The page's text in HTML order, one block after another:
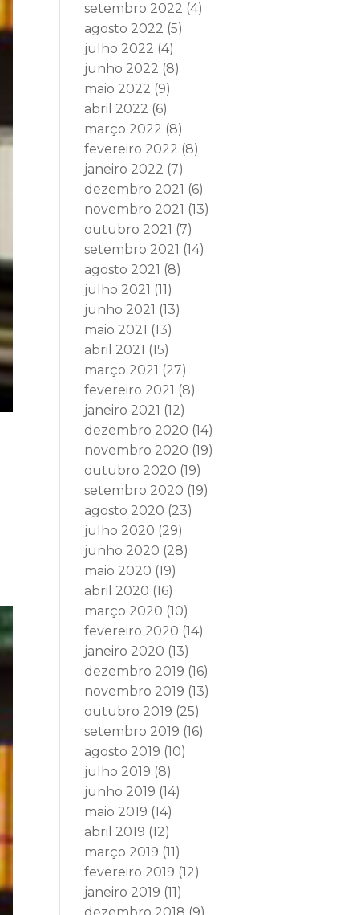
setembro 2022 (4)
agosto 2022 (5)
julho 2022 (4)
junho 2022 (8)
maio 2022 (9)
abril 2022 (6)
março 2022 (8)
fevereiro 2022 (8)
janeiro 2022 (7)
dezembro 2021 (6)
novembro 2021 (13)
outubro 2021 (7)
setembro 2021 (14)
agosto 2021 (8)
julho 2021 (11)
junho 2021 (13)
maio 2021 (13)
abril 2021 (15)
março 2021 (27)
fevereiro 2021 (8)
janeiro 2021 (12)
dezembro 2020 (14)
novembro 2020 (19)
outubro 2020 (19)
setembro 2020 (19)
agosto 2020 (23)
julho 2020 (29)
junho 2020 (28)
maio 2020 (19)
abril 2020 (16)
março 2020 (10)
fevereiro 2020 (14)
janeiro 2020 (13)
dezembro 2019 (16)
novembro 2019 (13)
outubro 2019 (25)
setembro 2019 (16)
agosto 2019 (10)
julho 2019 (8)
junho 2019 (14)
maio 2019 (14)
abril 2019 (12)
março 2019 (11)
fevereiro 2019 (12)
janeiro 2019 (11)